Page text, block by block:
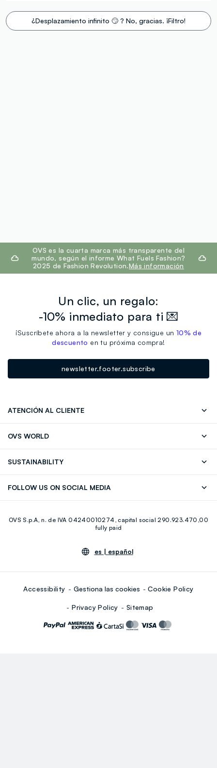
¿Desplazamiento infinito 🙄 ? No, gracias. ¡Filtro!
footer.ariatitleOVS es la cuarta marca más transparente del
mundo, según el informe What Fuels Fashion?
2025 de Fashion Revolution.Más información
Un clic, un regalo:
-10% inmediato para ti 💌
¡Suscríbete ahora a la newsletter y consigue un 10% de
descuento en tu próxima compra!
newsletter.footer.subscribe
ATENCIÓN AL CLIENTE
OVS WORLD
SUSTAINABILITY
FOLLOW US ON SOCIAL MEDIA
Youtube Linkedin
OVS S.p.A, n. de IVA 04240010274, capital social 290.923.470,00
fully paid
es | español
Accessibility Gestiona las cookies Cookie Policy
Privacy Policy Sitemap